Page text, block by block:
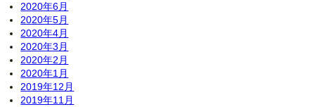
2020年6月
2020年5月
2020年4月
2020年3月
2020年2月
2020年1月
2019年12月
2019年11月